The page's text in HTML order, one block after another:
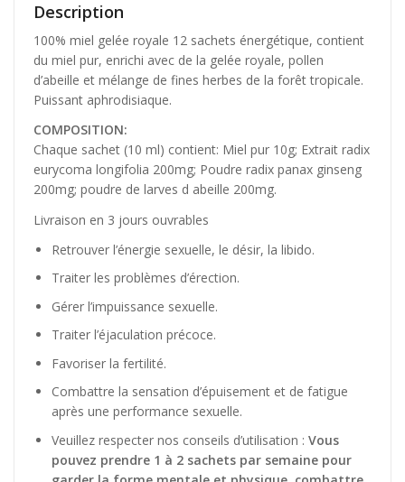
Description
100% miel gelée royale 12 sachets énergétique, contient
du miel pur, enrichi avec de la gelée royale, pollen
d’abeille et mélange de fines herbes de la forêt tropicale.
Puissant aphrodisiaque.
COMPOSITION:
Chaque sachet (10 ml) contient: Miel pur 10g; Extrait radix
eurycoma longifolia 200mg; Poudre radix panax ginseng
200mg; poudre de larves d abeille 200mg.
Livraison en 3 jours ouvrables
Retrouver l’énergie sexuelle, le désir, la libido.
Traiter les problèmes d’érection.
Gérer l’impuissance sexuelle.
Traiter l’éjaculation précoce.
Favoriser la fertilité.
Combattre la sensation d’épuisement et de fatigue
après une performance sexuelle.
Veuillez respecter nos conseils d’utilisation : Vous
pouvez prendre 1 à 2 sachets par semaine pour